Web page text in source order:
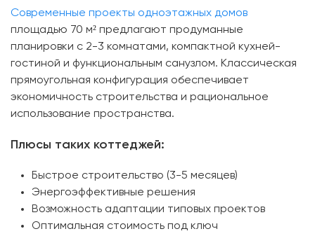
Современные проекты одноэтажных домов
площадью 70 м² предлагают продуманные
планировки с 2-3 комнатами, компактной кухней-
гостиной и функциональным санузлом. Классическая
прямоугольная конфигурация обеспечивает
экономичность строительства и рациональное
использование пространства.
Плюсы таких коттеджей:
Быстрое строительство (3-5 месяцев)
Энергоэффективные решения
Возможность адаптации типовых проектов
Оптимальная стоимость под ключ